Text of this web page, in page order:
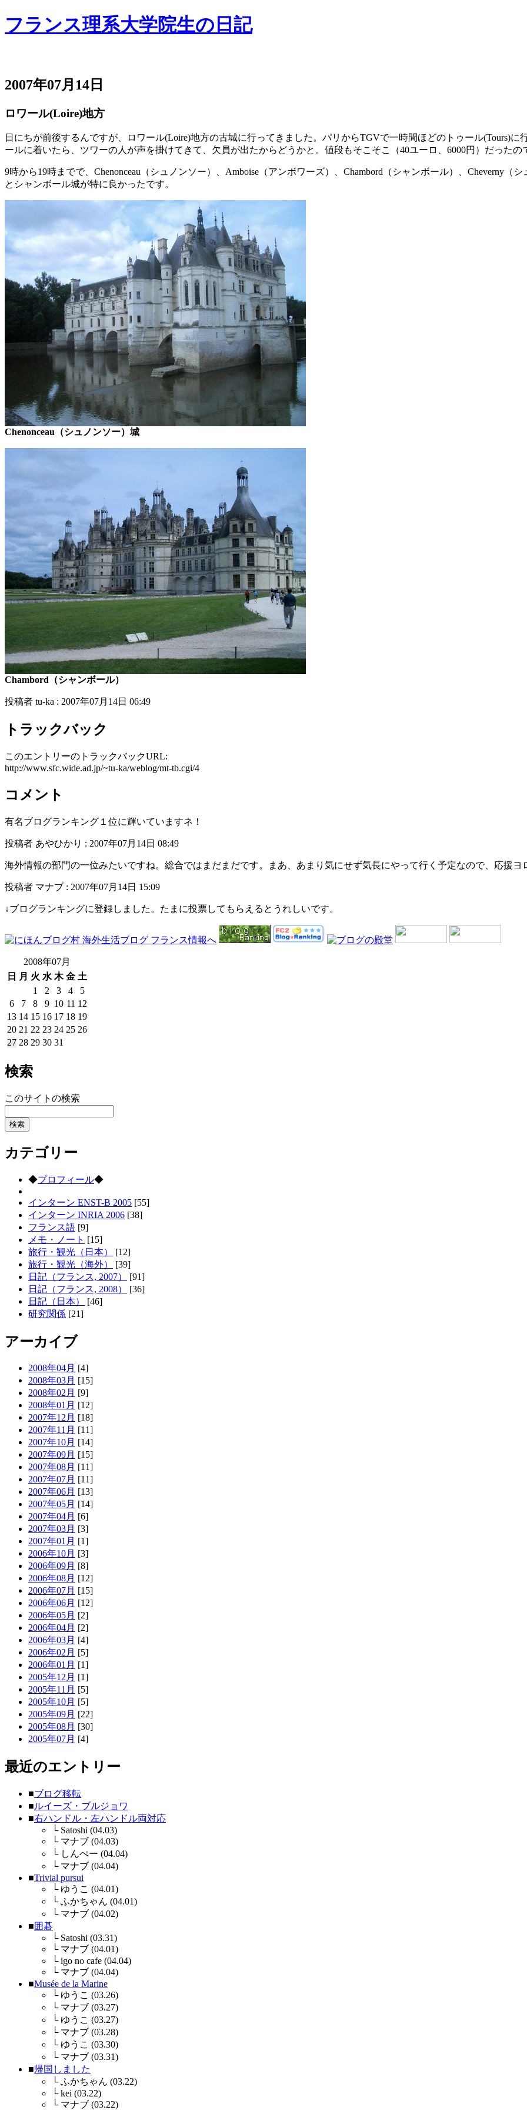
フランス理系大学院生の日記
2007年07月14日
ロワール(Loire)地方
日にちが前後するんですが、ロワール(Loire)地方の古城に行ってきました。パリからTGVで一時間ほどのトゥール(Tours)
ールに着いたら、ツワーの人が声を掛けてきて、欠員が出たからどうかと。値段もそこそこ（40ユーロ、6000円）だったの
9時から19時までで、Chenonceau（シュノンソー）、Amboise（アンボワーズ）、Chambord（シャンボール）、Cheverny
とシャンボール城が特に良かったです。
Chenonceau（シュノンソー）城
Chambord（シャンボール）
投稿者 tu-ka : 2007年07月14日 06:49
トラックバック
このエントリーのトラックバックURL:
http://www.sfc.wide.ad.jp/~tu-ka/weblog/mt-tb.cgi/4
コメント
有名ブログランキング１位に輝いていますネ！
投稿者 あやひかり : 2007年07月14日 08:49
海外情報の部門の一位みたいですね。総合ではまだまだです。まあ、あまり気にせず気長にやって行く予定なので、応援ヨ
投稿者 マナブ : 2007年07月14日 15:09
↓ブログランキングに登録しました。たまに投票してもらえるとうれしいです。
2008年07月
日
月 火 水 木 金 土
1
2 3 4
5
6
7 8 9 10 11 12
13 14 15 16 17 18 19
20 21 22 23 24 25 26
27 28 29 30 31
検索
このサイトの検索
カテゴリー
◆プロフィール◆
インターン ENST-B 2005 [55]
インターン INRIA 2006 [38]
フランス語 [9]
メモ・ノート [15]
旅行・観光（日本）
[12]
旅行・観光（海外）
[39]
日記（フランス, 2007）
[91]
日記（フランス, 2008）
[36]
日記（日本）
[46]
研究関係 [21]
アーカイブ
2008年04月 [4]
2008年03月 [15]
2008年02月 [9]
2008年01月 [12]
2007年12月 [18]
2007年11月 [11]
2007年10月 [14]
2007年09月 [15]
2007年08月 [11]
2007年07月 [11]
2007年06月 [13]
2007年05月 [14]
2007年04月 [6]
2007年03月 [3]
2007年01月 [1]
2006年10月 [3]
2006年09月 [8]
2006年08月 [12]
2006年07月 [15]
2006年06月 [12]
2006年05月 [2]
2006年04月 [2]
2006年03月 [4]
2006年02月 [5]
2006年01月 [1]
2005年12月 [1]
2005年11月 [5]
2005年10月 [5]
2005年09月 [22]
2005年08月 [30]
2005年07月 [4]
最近のエントリー
■ブログ移転
■ルイーズ・ブルジョワ
■右ハンドル・左ハンドル両対応
└Satoshi (04.03)
└マナブ (04.03)
└しんぺー (04.04)
└マナブ (04.04)
■Trivial pursui
└ゆうこ (04.01)
└ふかちゃん (04.01)
└マナブ (04.02)
■囲碁
└Satoshi (03.31)
└マナブ (04.01)
└igo no cafe (04.04)
└マナブ (04.04)
■Musée de la Marine
└ゆうこ (03.26)
└マナブ (03.27)
└ゆうこ (03.27)
└マナブ (03.28)
└ゆうこ (03.30)
└マナブ (03.31)
■帰国しました
└ふかちゃん (03.22)
└kei (03.22)
└マナブ (03.22)